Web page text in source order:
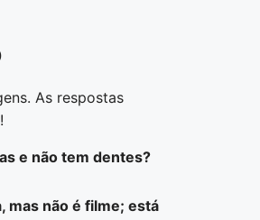
As respostas
e não tem dentes?
mas não é filme; está